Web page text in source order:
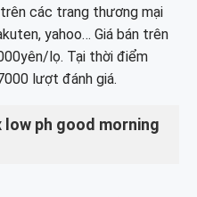
các trang thương mại
yahoo… Giá bán trên
lọ. Tại thời điểm
lượt đánh giá.
ph good morning